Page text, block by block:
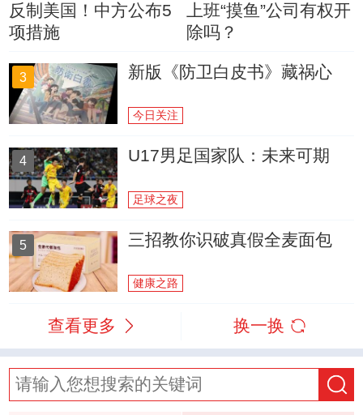
反制美国！中方公布5
项措施
上班“摸鱼”公司有权开
除吗？
3 新版《防卫白皮书》藏祸心
今日关注
4 U17男足国家队：未来可期
足球之夜
5 三招教你识破真假全麦面包
健康之路
查看更多 换一换